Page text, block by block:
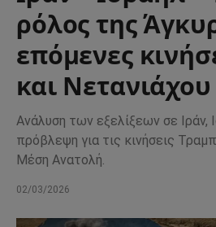
ρόλος της
επόμενες
και Νετανιάχου
Ανάλυση των εξελίξεων σε Ιράν,
πρόβλεψη για τις κινήσεις
Μέση Ανατολή.
02/03/2026